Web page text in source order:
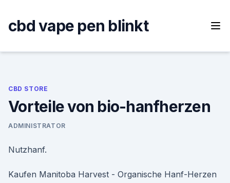
content
cbd vape pen blinkt
CBD STORE
Vorteile von bio-hanfherzen
ADMINISTRATOR
Nutzhanf.
Kaufen Manitoba Harvest - Organische Hanf-Herzen